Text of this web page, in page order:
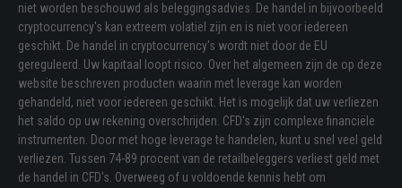
niet worden beschouwd als beleggingsadvies. De handel in bijvoorbeeld
cryptocurrency's kan extreem volatiel zijn en is niet voor iedereen
geschikt. De handel in cryptocurrency's wordt niet door de EU
gereguleerd. Uw kapitaal loopt risico. Over het algemeen zijn de op deze
website beschreven producten waarin met leverage kan worden
gehandeld, niet voor iedereen geschikt. Het is mogelijk dat uw verliezen
het saldo op uw rekening overschrijden. CFD's zijn complexe financiële
instrumenten. Door met hoge leverage te handelen, kunt u snel veel geld
verliezen. Tussen 74-89 procent van de retailbeleggers verliest geld met
de handel in CFD's. Overweeg of u voldoende kennis hebt om